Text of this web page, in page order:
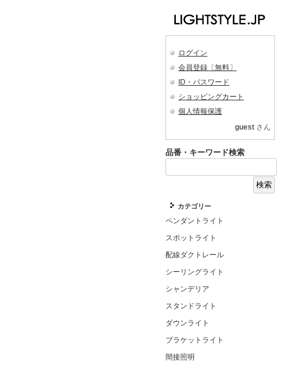
ログイン
会員登録〔無料〕
ID・パスワード
ショッピングカート
個人情報保護
guest さん
品番・キーワード検索
カテゴリー
ペンダントライト
スポットライト
配線ダクトレール
シーリングライト
シャンデリア
スタンドライト
ダウンライト
ブラケットライト
間接照明